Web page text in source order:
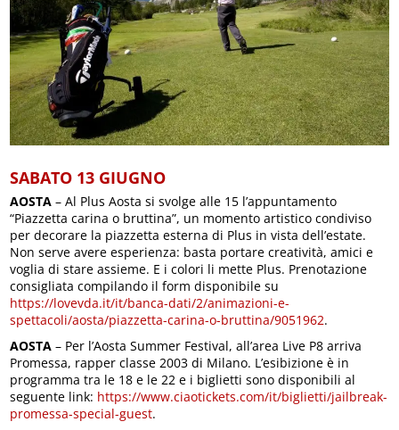
SABATO 13 GIUGNO
AOSTA – Al Plus Aosta si svolge alle 15 l’appuntamento
“Piazzetta carina o bruttina”, un momento artistico condiviso
per decorare la piazzetta esterna di Plus in vista dell’estate.
Non serve avere esperienza: basta portare creatività, amici e
voglia di stare assieme. E i colori li mette Plus. Prenotazione
consigliata compilando il form disponibile su
https://lovevda.it/it/banca-dati/2/animazioni-e-
spettacoli/aosta/piazzetta-carina-o-bruttina/9051962.
AOSTA – Per l’Aosta Summer Festival, all’area Live P8 arriva
Promessa, rapper classe 2003 di Milano. L’esibizione è in
programma tra le 18 e le 22 e i biglietti sono disponibili al
seguente link: https://www.ciaotickets.com/it/biglietti/jailbreak-
promessa-special-guest.